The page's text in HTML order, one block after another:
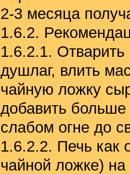
2-3 месяца
1.6.2.
1.6.2.1.
душлаг, влить
чайную ложку
добавить
слабом огне до
1.6.2.2. Печь как
чайной ложке)